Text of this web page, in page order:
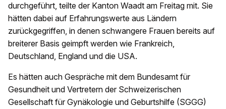
durchgeführt, teilte der Kanton Waadt am Freitag mit. Sie
hätten dabei auf Erfahrungswerte aus Ländern
zurückgegriffen, in denen schwangere Frauen bereits auf
breiterer Basis geimpft werden wie Frankreich,
Deutschland, England und die USA.
Es hätten auch Gespräche mit dem Bundesamt für
Gesundheit und Vertretern der Schweizerischen
Gesellschaft für Gynäkologie und Geburtshilfe (SGGG)